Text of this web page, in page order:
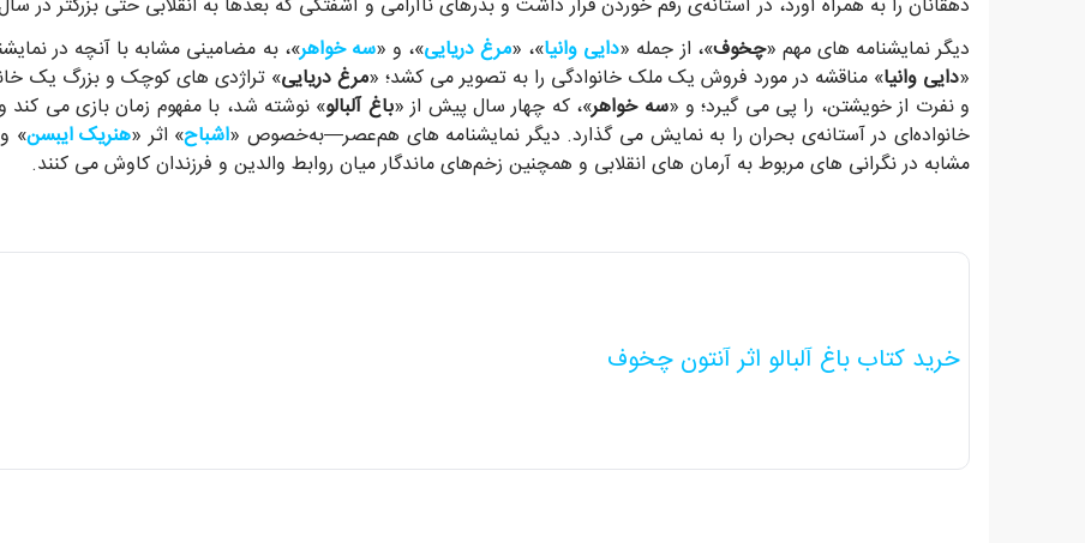
دهقانان را به همراه آورد، در آستانه‌ی رقم خوردن قرار داشت و بذرهای ناآرامی و آشفتگی که بعدها به انقلابی حتی بزرگتر در سال 1917 انجامید، بی‌تردید از پیش کاشته شده
دیگر نمایشنامه های مهم «چخوف»، از جمله «دایی وانیا»، «مرغ دریایی»، و «سه خواهر»، به مضامینی مشابه با آنچه در
«دایی وانیا» مناقشه در مورد فروش یک ملک خانوادگی را به تصویر می کشد؛ «مرغ دریایی» تراژدی های کوچک و بزرگ یک
و نفرت از خویشتن، را پی می گیرد؛ و «سه خواهر»، که چهار سال پیش از «باغ آلبالو» نوشته شد، با مفهوم زمان بازی می کند
خانواده‌ای در آستانه‌ی بحران را به نمایش می گذارد. دیگر نمایشنامه های هم‌عصر—به‌خصوص «اشباح» اثر «هنریک ایبسن»
مشابه در نگرانی های مربوط به آرمان های انقلابی و همچنین زخم‌های ماندگار میان روابط والدین و فرزندان کاوش می کنند.
خرید کتاب باغ آلبالو اثر آنتون چخوف